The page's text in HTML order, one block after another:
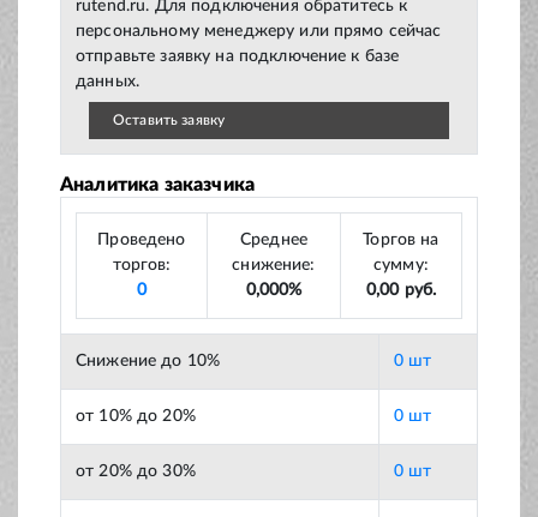
rutend.ru. Для подключения обратитесь к
персональному менеджеру или прямо сейчас
отправьте заявку на подключение к базе
данных.
Оставить заявку
Аналитика заказчика
Проведено
торгов:
0
Среднее
снижение:
0,000%
Торгов на
сумму:
0,00 руб.
Снижение до 10% 0 шт
от 10% до 20% 0 шт
от 20% до 30% 0 шт